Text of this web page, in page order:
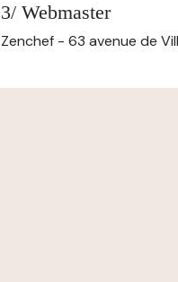
3/ Webmaster
Zenchef - 63 avenue de